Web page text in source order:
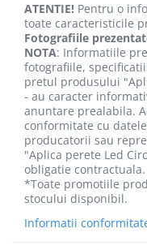
ATENTIE! Pentru o
toate caracteristicile
Fotografiile
NOTA: Informatiile
fotografiile,
pretul produsului
- au caracter
anuntare prealabila.
conformitate cu
producatorii sau
"Aplica perete Led
obligatie contractuala.
*Toate promotiile
stocului disponibil.
Informatii